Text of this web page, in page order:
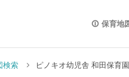
保育地
検索 ピノキオ幼児舎 和田保育園